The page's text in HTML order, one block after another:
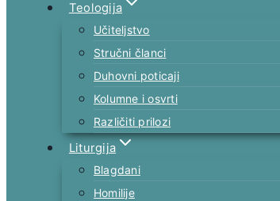
Teologija
Učiteljstvo
Stručni članci
Duhovni poticaji
Kolumne i osvrti
Različiti prilozi
Liturgija
Blagdani
Homilije